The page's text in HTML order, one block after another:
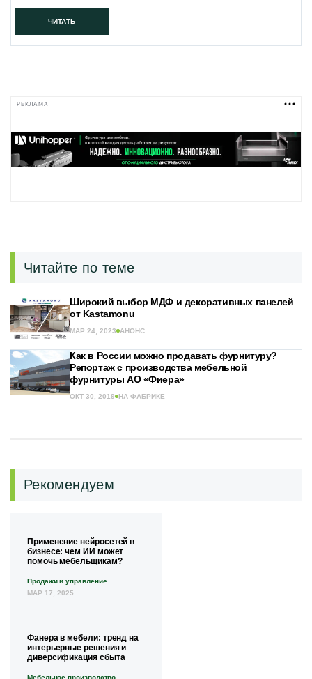
ЧИТАТЬ
РЕКЛАМА
Читайте по теме
Широкий выбор МДФ и декоративных панелей
от Kastamonu
МАР 24, 2023 АНОНС
Как в России можно продавать фурнитуру?
Репортаж с производства мебельной
фурнитуры АО «Фиера»
ОКТ 30, 2019 НА ФАБРИКЕ
Рекомендуем
Применение нейросетей в
бизнесе: чем ИИ может
помочь мебельщикам?
Продажи и управление
МАР 17, 2025
Фанера в мебели: тренд на
интерьерные решения и
диверсификация сбыта
Мебельное производство